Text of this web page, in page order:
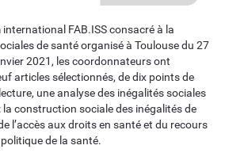
FAB.ISS consacré à la
de santé organisé à Toulouse du 27
2021, les coordonnateurs ont
articles sélectionnés, de dix points de
une analyse des inégalités sociales
construction sociale des inégalités de
l’accès aux droits en santé et du recours
de la santé.